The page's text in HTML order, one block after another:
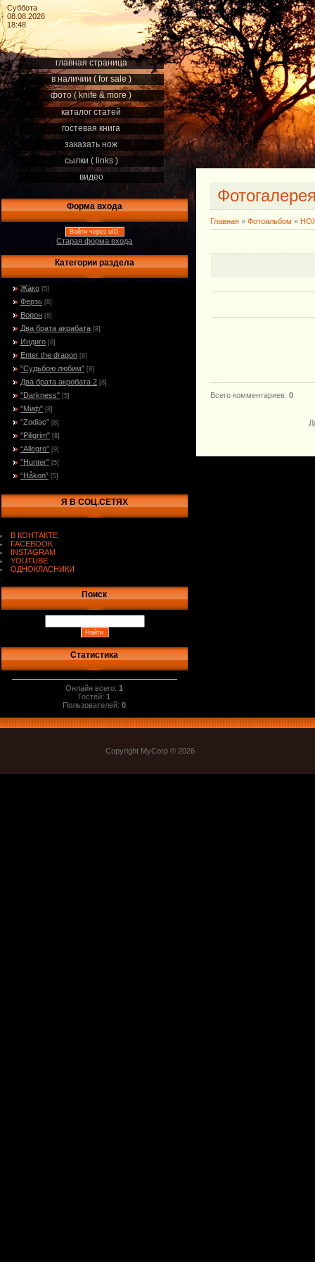
Суббота
08.08.2026
18:48
главная страница
в наличии ( for sale )
фото ( knife & more )
каталог статей
гостевая книга
заказать нож
сылки ( links )
видео
Форма входа
Войти через uID
Старая форма входа
Категории раздела
Жако [5]
Ферзь [8]
Ворон [8]
Два брата акрабата [8]
Индиго [8]
Enter the dragon [8]
"Судьбою любим" [8]
Два брата акробата 2 [8]
"Darkness" [5]
"Миф" [8]
“Zodiac” [8]
"Piligrim" [8]
“Allegro” [9]
"Hunter" [5]
“Håkon” [5]
Я В СОЦ.СЕТЯХ
В КОНТАКТЕ
FACEBOOK
INSTAGRAM
YOUTUBE
ОДНОКЛАСНИКИ
Поиск
Статистика
Онлайн всего:1
Гостей:1
Пользователей:0
Главная » Фотоальбом »
Всего комментариев: 0
Copyright MyCorp © 2026